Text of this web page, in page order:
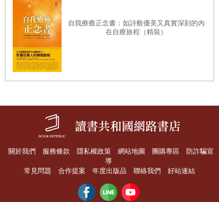
「一成不變」反而讓人安心
黃昏時分，是大自然的禮物
珍惜每個瞬間，感恩當下
件完成。」
也就是說，把所有任務排成一條直線，然後專心一致地逐一
放在眼前的這件事上，絕對不要同時動手做其他事情。」
（任務2）
只要依序列出計畫中的任務，按照順序逐一執行即可。
自我療癒正念書：如詩般優美又真實深刻的內
在自療旅程（精裝）
關於我們 服務條款 隱私權政策 網站地圖 團購專區
防詐騙宣
導
常見問題
合作提案 年度出版品 聯絡我們 好站連結